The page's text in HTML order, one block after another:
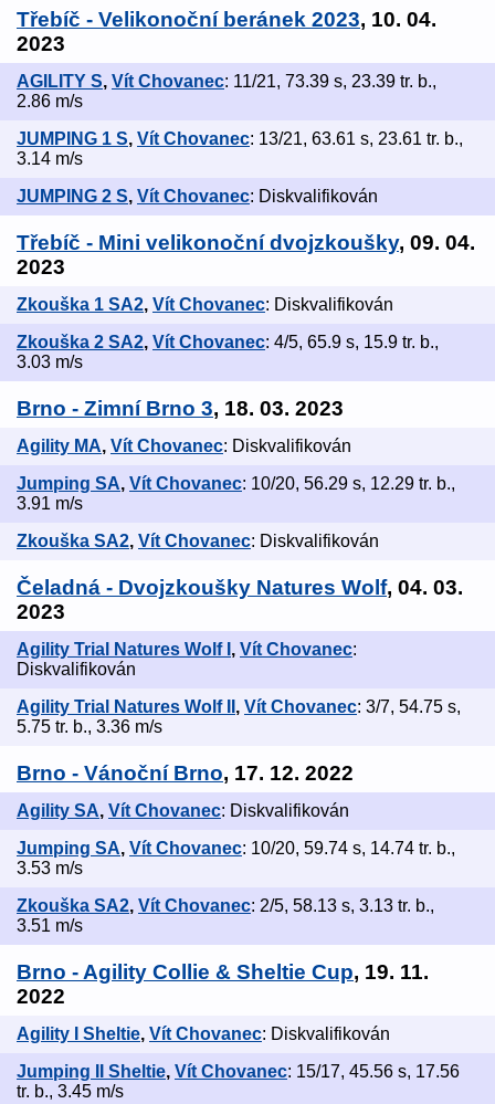
Třebíč - Velikonoční beránek 2023, 10. 04.
2023
AGILITY S, Vít Chovanec: 11/21, 73.39 s, 23.39 tr. b.,
2.86 m/s
JUMPING 1 S, Vít Chovanec: 13/21, 63.61 s, 23.61 tr. b.,
3.14 m/s
JUMPING 2 S, Vít Chovanec: Diskvalifikován
Třebíč - Mini velikonoční dvojzkoušky, 09. 04.
2023
Zkouška 1 SA2, Vít Chovanec: Diskvalifikován
Zkouška 2 SA2, Vít Chovanec: 4/5, 65.9 s, 15.9 tr. b.,
3.03 m/s
Brno - Zimní Brno 3, 18. 03. 2023
Agility MA, Vít Chovanec: Diskvalifikován
Jumping SA, Vít Chovanec: 10/20, 56.29 s, 12.29 tr. b.,
3.91 m/s
Zkouška SA2, Vít Chovanec: Diskvalifikován
Čeladná - Dvojzkoušky Natures Wolf, 04. 03.
2023
Agility Trial Natures Wolf I , Vít Chovanec:
Diskvalifikován
Agility Trial Natures Wolf II , Vít Chovanec: 3/7, 54.75 s,
5.75 tr. b., 3.36 m/s
Brno - Vánoční Brno, 17. 12. 2022
Agility SA, Vít Chovanec: Diskvalifikován
Jumping SA, Vít Chovanec: 10/20, 59.74 s, 14.74 tr. b.,
3.53 m/s
Zkouška SA2, Vít Chovanec: 2/5, 58.13 s, 3.13 tr. b.,
3.51 m/s
Brno - Agility Collie & Sheltie Cup, 19. 11.
2022
Agility I Sheltie, Vít Chovanec: Diskvalifikován
Jumping II Sheltie, Vít Chovanec: 15/17, 45.56 s, 17.56
tr. b., 3.45 m/s